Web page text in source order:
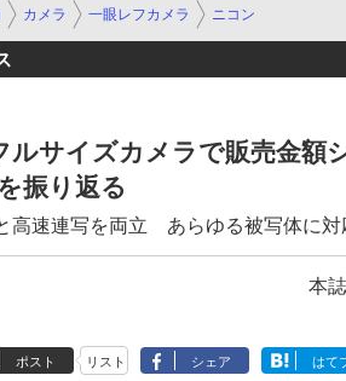
カメラ 一眼レフカメラ ニコン
ルサイズカメラで販売金
振り返る
高速連写を両立 あらゆる被写体に対
本
ポスト リスト シェア はて